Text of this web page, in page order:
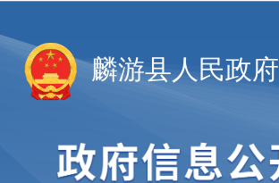
麟游县人民政府